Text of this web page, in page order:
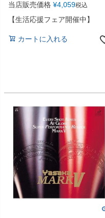
当店販売価格 ¥4,059税込
【生活応援フェア開催中】
カートに入れる